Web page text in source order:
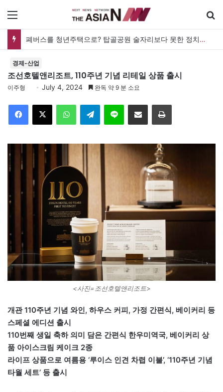
폐버스를 청년주택으로? 탑골공원 술자리보다 못한 정치의 상상력
경제-산업
조선호텔앤리조트, 110주년 기념 리테일 상품 출시
이주형 July 4, 2024 완독 약 9 분 소요
Telegram 이메일
<사진=조선호텔앤리조트>
개관 110주년 기념 와인, 하우스 커피, 가정 간편식, 베이커리 등
스페셜 에디션 출시
110번째 생일 축하 의미 담은 간편식 한우미역국, 베이커리 상
품 아이스크림 케이크 2종
라이프 상품으로 여름용 ‘루이스 인견 차렵 이불’, ‘110주년 기념
타월 세트’ 등 출시